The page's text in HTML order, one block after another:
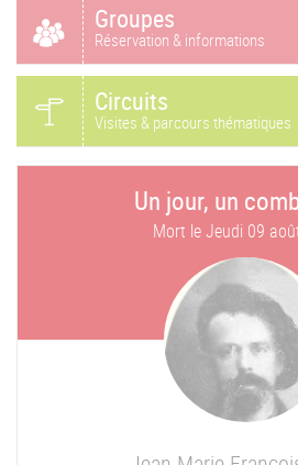
Groupes
Réservation & informations
Circuits
Visites & parcours thématiques
Un jour, un
Mort leJeudi 09